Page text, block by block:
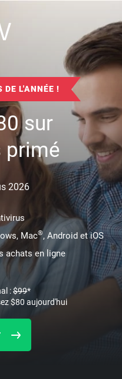
DE L'ANNÉE !
sur
primé
2026
Mac®, Android et iOS
achats en ligne
:$99*
$80 aujourd'hui